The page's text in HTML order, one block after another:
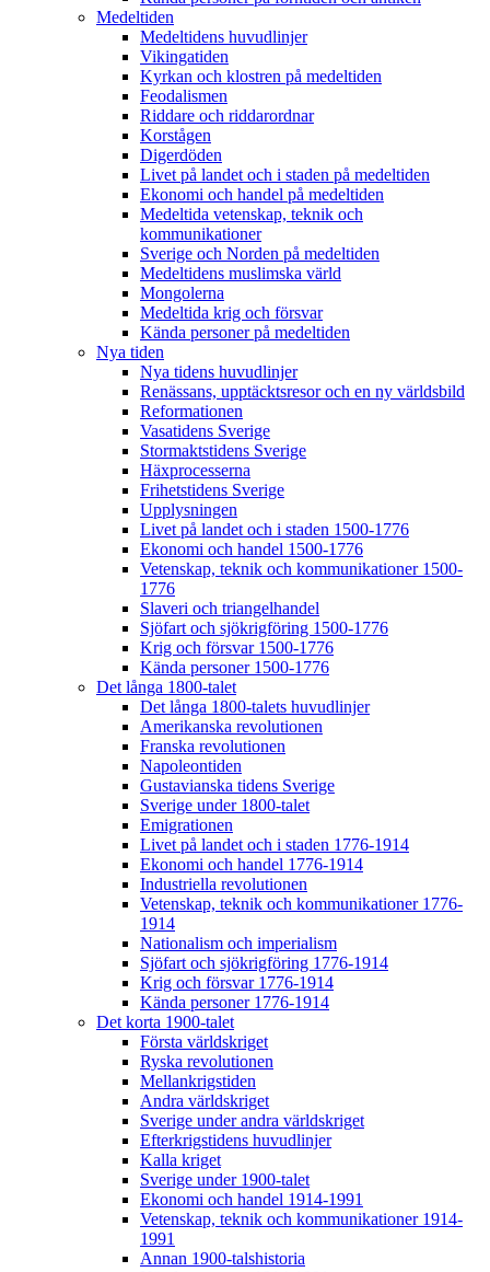
Medeltiden
Medeltidens huvudlinjer
Vikingatiden
Kyrkan och klostren på medeltiden
Feodalismen
Riddare och riddarordnar
Korstågen
Digerdöden
Livet på landet och i staden på medeltiden
Ekonomi och handel på medeltiden
Medeltida vetenskap, teknik och
kommunikationer
Sverige och Norden på medeltiden
Medeltidens muslimska värld
Mongolerna
Medeltida krig och försvar
Kända personer på medeltiden
Nya tiden
Nya tidens huvudlinjer
Renässans, upptäcktsresor och en ny världsbild
Reformationen
Vasatidens Sverige
Stormaktstidens Sverige
Häxprocesserna
Frihetstidens Sverige
Upplysningen
Livet på landet och i staden 1500-1776
Ekonomi och handel 1500-1776
Vetenskap, teknik och kommunikationer 1500-
1776
Slaveri och triangelhandel
Sjöfart och sjökrigföring 1500-1776
Krig och försvar 1500-1776
Kända personer 1500-1776
Det långa 1800-talet
Det långa 1800-talets huvudlinjer
Amerikanska revolutionen
Franska revolutionen
Napoleontiden
Gustavianska tidens Sverige
Sverige under 1800-talet
Emigrationen
Livet på landet och i staden 1776-1914
Ekonomi och handel 1776-1914
Industriella revolutionen
Vetenskap, teknik och kommunikationer 1776-
1914
Nationalism och imperialism
Sjöfart och sjökrigföring 1776-1914
Krig och försvar 1776-1914
Kända personer 1776-1914
Det korta 1900-talet
Första världskriget
Ryska revolutionen
Mellankrigstiden
Andra världskriget
Sverige under andra världskriget
Efterkrigstidens huvudlinjer
Kalla kriget
Sverige under 1900-talet
Ekonomi och handel 1914-1991
Vetenskap, teknik och kommunikationer 1914-
1991
Annan 1900-talshistoria